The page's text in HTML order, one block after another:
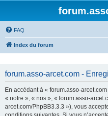
FAQ
Index du forum
forum.asso-arcet.com -
En accédant à « forum.asso-
« notre », « nos », « forum.asso-
arcet.com/PhpBB3.3.3 »), vous